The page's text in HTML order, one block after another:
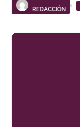
REDACCIÓN